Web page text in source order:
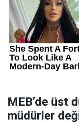
MEB’de üst
müdürler